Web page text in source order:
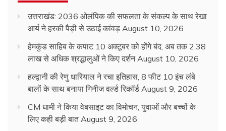
उत्तराखंड: 2036 ओलंपिक की सफलता के संकल्प के साथ रेखा
आर्य ने हरकी पैड़ी से उठाई कांवड़ August 10, 2026
हेमकुंड साहिब के कपाट 10 अक्टूबर को होंगे बंद, अब तक 2.38
लाख से अधिक श्रद्धालुओं ने किए दर्शन August 10, 2026
हल्द्वानी की रेणु धारियाल ने रचा इतिहास, 8 फीट 10 इंच लंबे
बालों के साथ बनाया गिनीज वर्ल्ड रिकॉर्ड August 9, 2026
CM धामी ने किया वेबसाइट का विमोचन, युवाओं और बच्चों के
लिए कही बड़ी बात August 9, 2026